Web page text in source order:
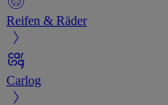
Reifen & Räder
Carlog